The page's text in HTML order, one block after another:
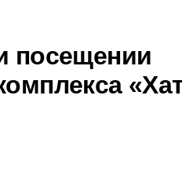
посещении